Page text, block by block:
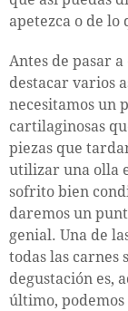
apetezca o de lo
Antes de pasar
destacar varios
necesitamos un
cartilaginosas
piezas que
utilizar una olla
sofrito bien
daremos un
genial. Una de
todas las carnes
degustación es,
último,